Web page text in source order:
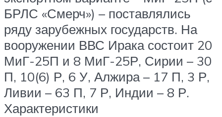
БРЛС «Смерч») – поставлялись
ряду зарубежных государств. На
вооружении ВВС Ирака состоит 20
МиГ-25П и 8 МиГ-25Р, Сирии – 30
П, 10(6) Р, 6 У, Алжира – 17 П, 3 Р,
Ливии – 63 П, 7 Р, Индии – 8 Р.
Характеристики